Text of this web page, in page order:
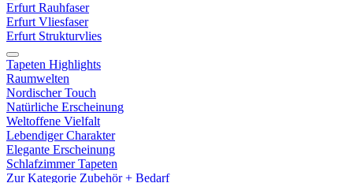
Erfurt Rauhfaser
Erfurt Vliesfaser
Erfurt Strukturvlies
Tapeten Highlights
Raumwelten
Nordischer Touch
Natürliche Erscheinung
Weltoffene Vielfalt
Lebendiger Charakter
Elegante Erscheinung
Schlafzimmer Tapeten
Zur Kategorie Zubehör + Bedarf